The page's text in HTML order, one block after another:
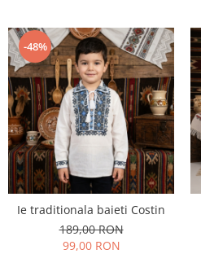
-48%
Ie traditionala baieti Costin
189,00 RON
99,00 RON